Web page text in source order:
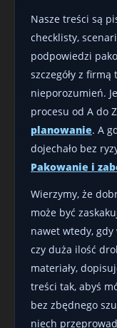
Nasze treści są
checklisty,
podpowiedzi
szczegóły z
nieporozumień.
procesu od A do
planowanie. A
dojechało bez
Pakowanie i
Wierzymy, że
może być
nawet wtedy,
czy duża ilość
materiały,
treści tak, abyś
bez zbędnego
niech